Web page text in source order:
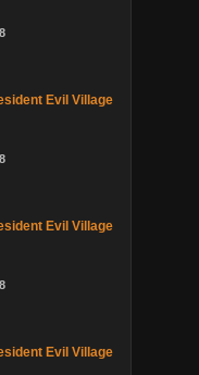
Evil Village
Evil Village
Evil Village